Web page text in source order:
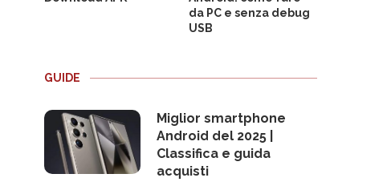
da PC e senza debug
USB
GUIDE
Miglior smartphone
Android del 2025 |
Classifica e guida
acquisti